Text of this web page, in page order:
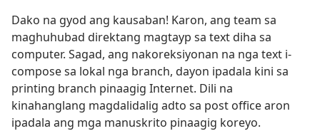
Dako na gyod ang kausaban! Karon, ang team sa
maghuhubad direktang magtayp sa text diha sa
computer. Sagad, ang nakoreksiyonan na nga text i-
compose sa lokal nga branch, dayon ipadala kini sa
printing branch pinaagig Internet. Dili na
kinahanglang magdalidalig adto sa post office aron
ipadala ang mga manuskrito pinaagig koreyo.